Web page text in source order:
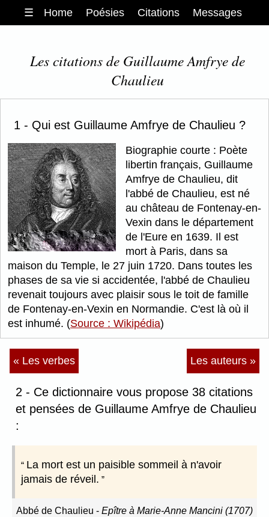
☰ Home Poésies Citations Messages
Les citations de Guillaume Amfrye de
Chaulieu
1 - Qui est Guillaume Amfrye de Chaulieu ?
Biographie courte : Poète
libertin français, Guillaume
Amfrye de Chaulieu, dit
l'abbé de Chaulieu, est né
au château de Fontenay-en-
Vexin dans le département
de l'Eure en 1639. Il est
mort à Paris, dans sa
maison du Temple, le 27 juin 1720. Dans toutes les
phases de sa vie si accidentée, l'abbé de Chaulieu
revenait toujours avec plaisir sous le toit de famille
de Fontenay-en-Vexin en Normandie. C'est là où il
est inhumé. (Source : Wikipédia)
« Les verbes Les auteurs »
2 - Ce dictionnaire vous propose 38 citations
et pensées de Guillaume Amfrye de Chaulieu
:
La mort est un paisible sommeil à n'avoir
jamais de réveil.
Abbé de Chaulieu - Epître à Marie-Anne Mancini (1707)